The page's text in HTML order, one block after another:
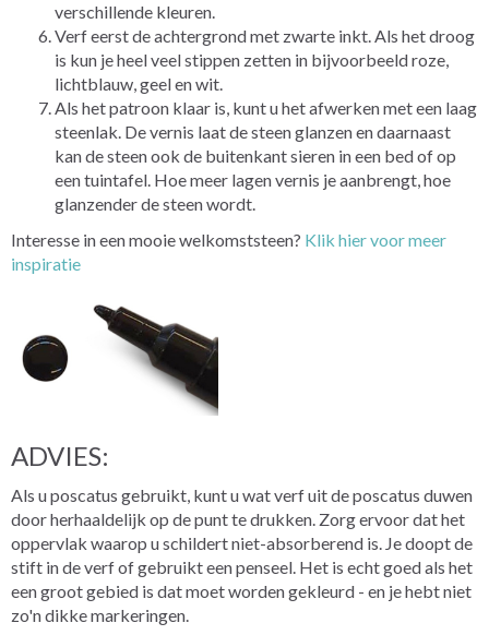
verschillende kleuren.
Verf eerst de achtergrond met zwarte inkt. Als het droog
is kun je heel veel stippen zetten in bijvoorbeeld roze,
lichtblauw, geel en wit.
Als het patroon klaar is, kunt u het afwerken met een laag
steenlak. De vernis laat de steen glanzen en daarnaast
kan de steen ook de buitenkant sieren in een bed of op
een tuintafel. Hoe meer lagen vernis je aanbrengt, hoe
glanzender de steen wordt.
Interesse in een mooie welkomststeen? Klik hier voor meer
inspiratie
ADVIES:
Als u poscatus gebruikt, kunt u wat verf uit de poscatus duwen
door herhaaldelijk op de punt te drukken. Zorg ervoor dat het
oppervlak waarop u schildert niet-absorberend is. Je doopt de
stift in de verf of gebruikt een penseel. Het is echt goed als het
een groot gebied is dat moet worden gekleurd - en je hebt niet
zo'n dikke markeringen.